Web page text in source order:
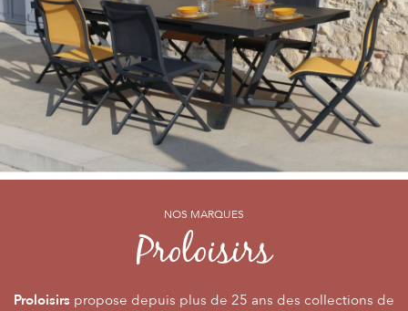
NOS MARQUES
Proloisirs
Proloisirs propose depuis plus de 25 ans des collections de
NOS MARQUES
Océoby PROLOISIRS
Océocrée dumobilier Premium, pour vivre l’extérieur avec
NOS MARQUES
Alizéby PROLOISIRS
Alizéest LA marque du mobilier de jardin contemporain